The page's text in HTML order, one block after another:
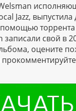
Jazz, выпустила
записали свой в
оцените